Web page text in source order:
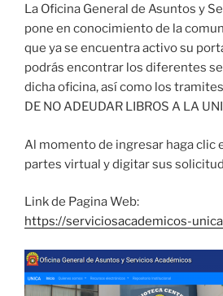
La Oficina General de Asuntos y
pone en conocimiento de la
que ya se encuentra activo su
podrás encontrar los diferentes
dicha oficina, así como los
DE NO ADEUDAR LIBROS A LA
Al momento de ingresar haga clic
partes virtual y digitar sus
Link de Pagina Web:
https://serviciosacademicos-